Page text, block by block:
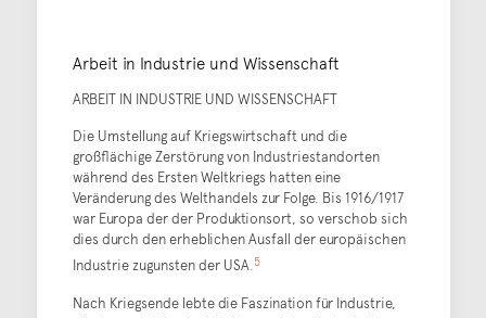
Arbeit in Industrie und Wissenschaft
ARBEIT IN INDUSTRIE UND WISSENSCHAFT
Die Umstellung auf Kriegswirtschaft und die
großflächige Zerstörung von Industriestandorten
während des Ersten Weltkriegs hatten eine
Veränderung des Welthandels zur Folge. Bis 1916/1917
war Europa der der Produktionsort, so verschob sich
dies durch den erheblichen Ausfall der europäischen
Industrie zugunsten der USA.5
Nach Kriegsende lebte die Faszination für Industrie,